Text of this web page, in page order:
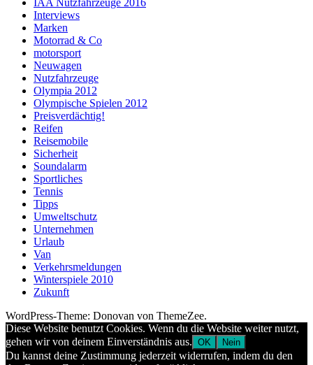
IAA Nutzfahrzeuge 2016
Interviews
Marken
Motorrad & Co
motorsport
Neuwagen
Nutzfahrzeuge
Olympia 2012
Olympische Spielen 2012
Preisverdächtig!
Reifen
Reisemobile
Sicherheit
Soundalarm
Sportliches
Tennis
Tipps
Umweltschutz
Unternehmen
Urlaub
Van
Verkehrsmeldungen
Winterspiele 2010
Zukunft
WordPress-Theme: Donovan von ThemeZee.
Diese Website benutzt Cookies. Wenn du die Website weiter nutzt,
gehen wir von deinem Einverständnis aus. OK Nein
Du kannst deine Zustimmung jederzeit widerrufen, indem du den